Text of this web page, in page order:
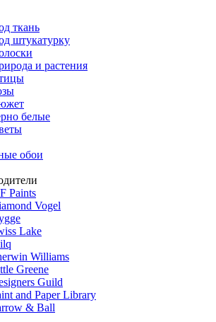
ткань
штукатурку
и растения
белые
обои
Paints
Vogel
Lake
Williams
Greene
Guild
and Paper Library
& Ball